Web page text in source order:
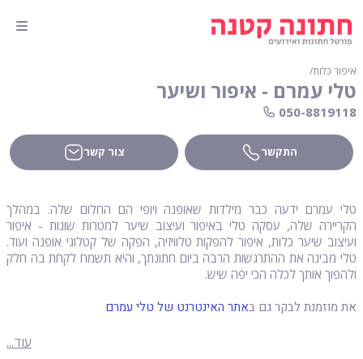
איפור כלות∕
טלי עמרם - איפור ושיער
050-8819118
התקשר צור קשר
טלי עמרם ידעה כבר מילדות שאופנה ויופי הם החלום שלה. במהלך
הקריירה שלה, עסקה טלי באיפור ועיצוב שיער למטרות שונות - איפור
ועיצוב שיער כלות, איפור להפקות טלוויזיה, הפקה של קטלוגי אופנה ועוד.
טלי מבינה את ההתרגשות הרבה ביום חתונתך, והיא תשמח לקחת בה חלק
ולהפוך אותך לכלה הכי יפה שיש.
את מוזמנת לבקר גם באתר האינטרנט של טלי עמרם
עוד...